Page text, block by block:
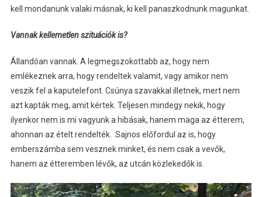
kell mondanunk valaki másnak, ki kell panaszkodnunk magunkat.
Vannak kellemetlen szituációk is?
Állandóan vannak. A legmegszokottabb az, hogy nem
emlékeznek arra, hogy rendeltek valamit, vagy amikor nem
veszik fel a kaputelefont. Csúnya szavakkal illetnek, mert nem
azt kapták meg, amit kértek. Teljesen mindegy nekik, hogy
ilyenkor nem is mi vagyunk a hibásak, hanem maga az étterem,
ahonnan az ételt rendelték. Sajnos előfordul az is, hogy
emberszámba sem vesznek minket, és nem csak a vevők,
hanem az étteremben lévők, az utcán közlekedők is.